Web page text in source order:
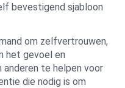
bevestigend sjabloon
om zelfvertrouwen,
het gevoel en
anderen te helpen voor
die nodig is om